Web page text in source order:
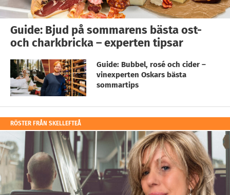
Guide: Bjud på sommarens bästa ost-
och charkbricka – experten tipsar
Guide: Bubbel, rosé och cider –
vinexperten Oskars bästa
sommartips
RÖSTER FRÅN SKELLEFTEÅ